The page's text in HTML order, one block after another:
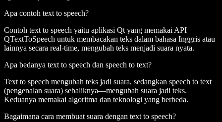
Apa contoh text to speech?
Contoh text to speech yaitu aplikasi Qt yang memakai API
QTextToSpeech untuk membacakan teks dalam bahasa Inggris atau
lainnya secara real-time, mengubah teks menjadi suara nyata.
Apa bedanya text to speech dan speech to text?
Text to speech mengubah teks jadi suara, sedangkan speech to text
(pengenalan suara) sebaliknya—mengubah suara jadi teks.
Keduanya memakai algoritma dan teknologi yang berbeda.
Bagaimana cara membuat suara dengan text to speech?